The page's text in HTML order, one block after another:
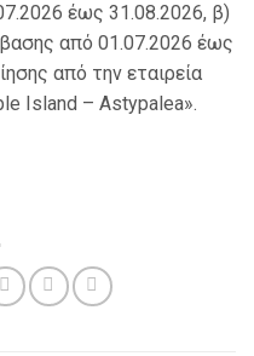
έως 31.08.2026, β)
από 01.07.2026 έως
από την εταιρεία
Island – Astypalea».